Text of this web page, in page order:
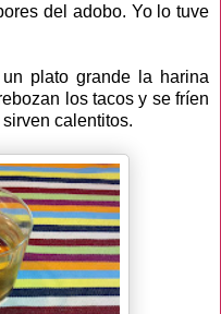
del adobo. Yo lo tuve
plato grande la harina
los tacos y se fríen
calentitos.